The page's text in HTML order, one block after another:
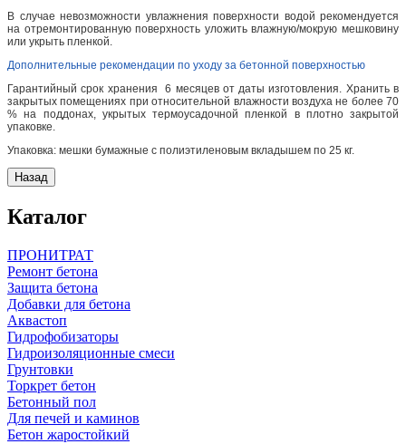
В случае невозможности увлажнения поверхности водой рекомендуется
на отремонтированную поверхность уложить влажную/мокрую мешковину
или укрыть пленкой.
Дополнительные рекомендации по уходу за бетонной поверхностью
Гарантийный срок хранения 6 месяцев от даты изготовления. Хранить в
закрытых помещениях при относительной влажности воздуха не более 70
% на поддонах, укрытых термоусадочной пленкой в плотно закрытой
упаковке.
Упаковка: мешки бумажные с полиэтиленовым вкладышем по 25 кг.
Каталог
ПРОНИТРАТ
Ремонт бетона
Защита бетона
Добавки для бетона
Аквастоп
Гидрофобизаторы
Гидроизоляционные смеси
Грунтовки
Торкрет бетон
Бетонный пол
Для печей и каминов
Бетон жаростойкий